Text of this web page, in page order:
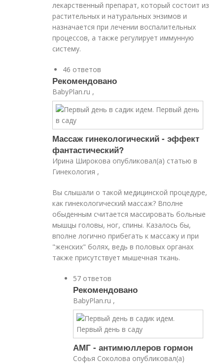
лекарственный препарат, который состоит из
растительных и натуральных энзимов и
назначается при лечении воспалительных
процессов, а также регулирует иммунную
систему.
46 ответов
Рекомендовано
BabyPlan.ru ,
Массаж гинекологический - эффект
фантастический?
Ирина Широкова опубликовал(а) статью в
Гинекология ,
Вы слышали о такой медицинской процедуре,
как гинекологический массаж? Вполне
обыденным считается массировать больные
мышцы головы, ног, спины. Казалось бы,
вполне логично прибегать к массажу и при
"женских" болях, ведь в половых органах
также присутствует мышечная ткань.
57 ответов
Рекомендовано
BabyPlan.ru ,
АМГ - антимюллеров гормон
Софья Соколова опубликовал(а)